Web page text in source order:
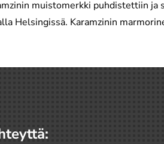
muistomerkki puhdistettiin ja
Helsingissä. Karamzinin